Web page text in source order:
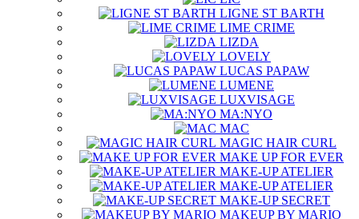
LIGNE ST BARTH
LIME CRIME
LIZDA
LOVELY
LUCAS PAPAW
LUMENE
LUXVISAGE
MA:NYO
MAC
MAGIC HAIR CURL
MAKE UP FOR EVER
MAKE-UP ATELIER
MAKE-UP ATELIER
MAKE-UP SECRET
MAKEUP BY MARIO